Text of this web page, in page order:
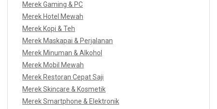
Merek Gaming & PC
Merek Hotel Mewah
Merek Kopi & Teh
Merek Maskapai & Perjalanan
Merek Minuman & Alkohol
Merek Mobil Mewah
Merek Restoran Cepat Saji
Merek Skincare & Kosmetik
Merek Smartphone & Elektronik